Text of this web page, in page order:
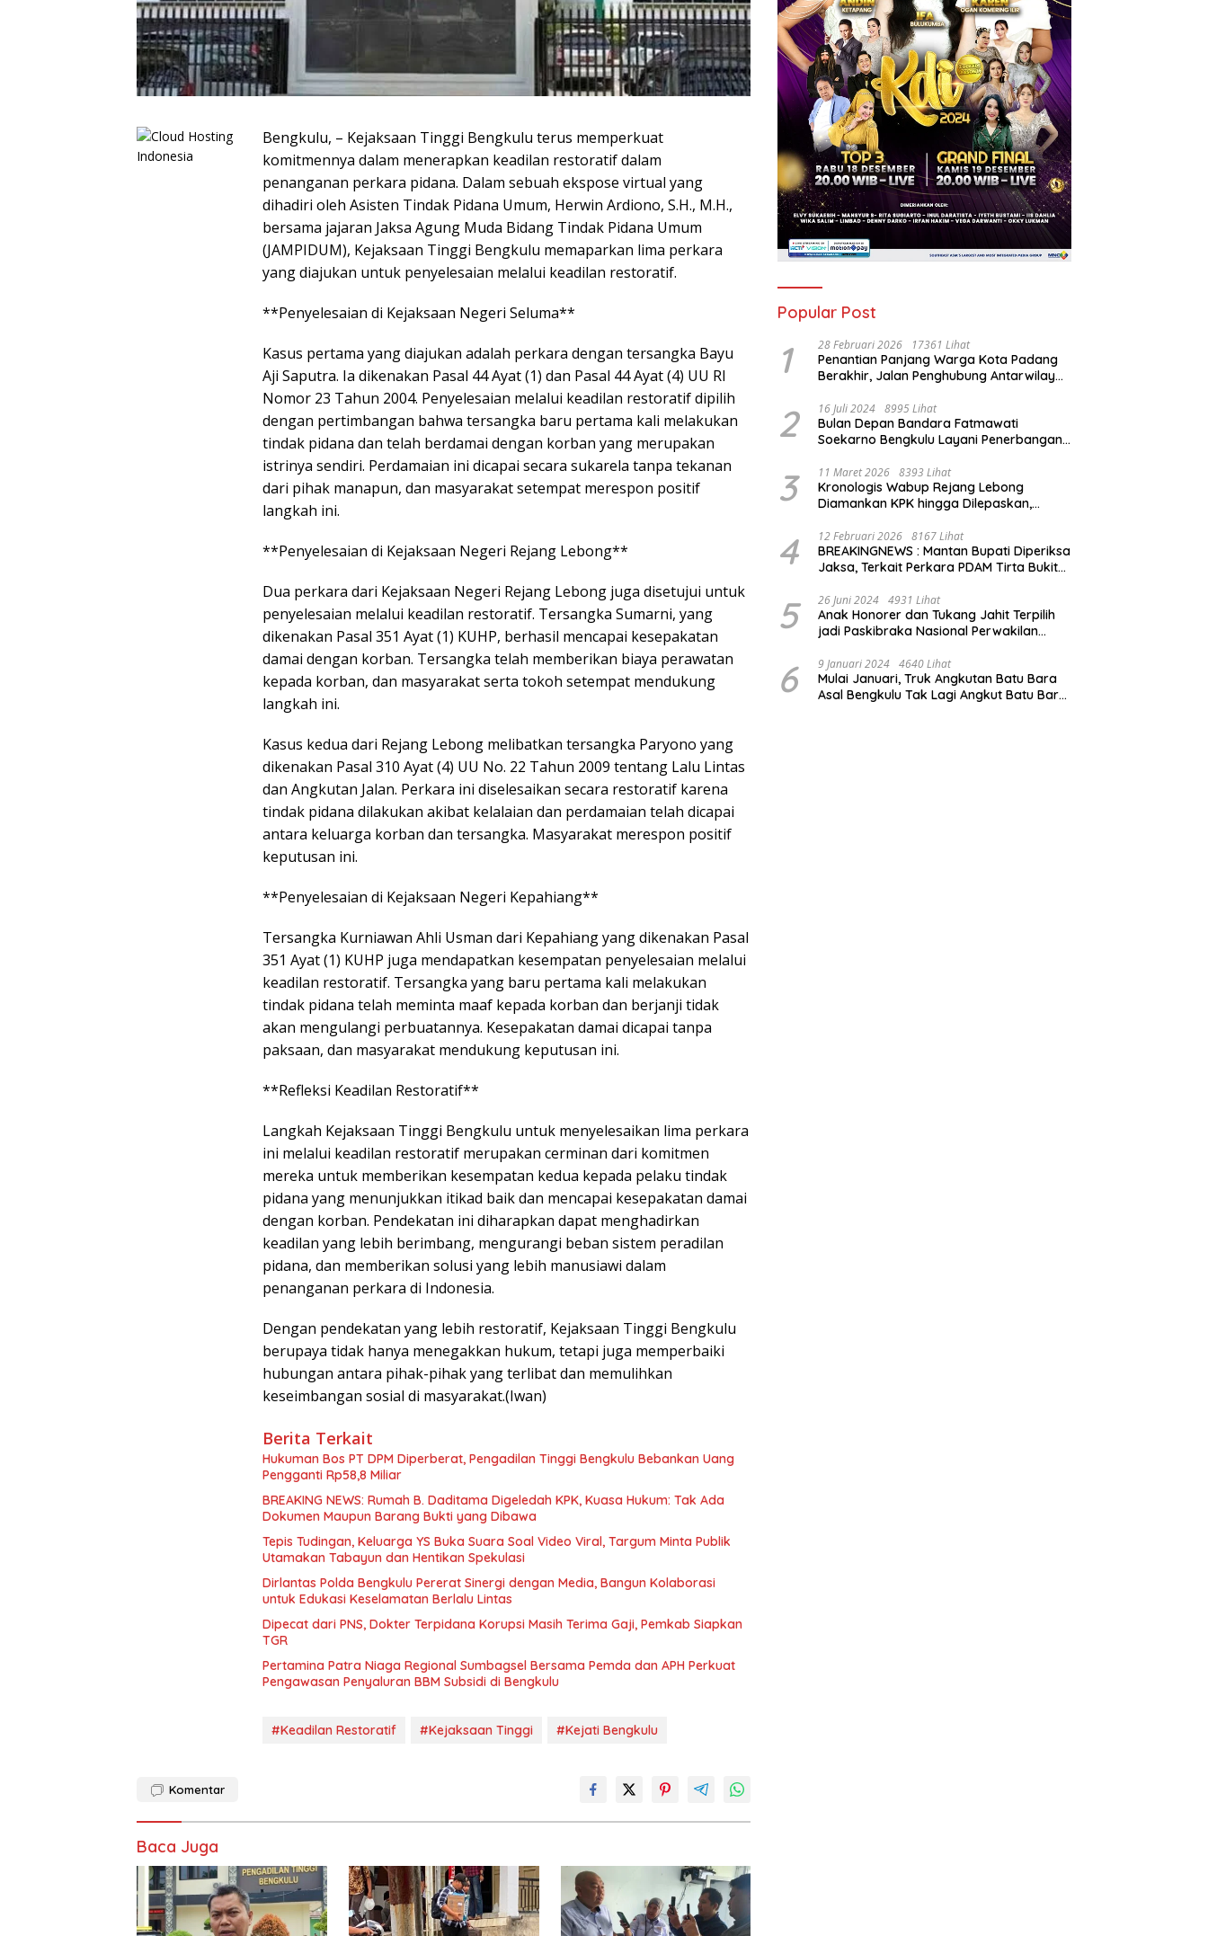
Bengkulu, – Kejaksaan Tinggi Bengkulu terus memperkuat
komitmennya dalam menerapkan keadilan restoratif dalam
penanganan perkara pidana. Dalam sebuah ekspose virtual yang
dihadiri oleh Asisten Tindak Pidana Umum, Herwin Ardiono, S.H., M.H.,
bersama jajaran Jaksa Agung Muda Bidang Tindak Pidana Umum
(JAMPIDUM), Kejaksaan Tinggi Bengkulu memaparkan lima perkara
yang diajukan untuk penyelesaian melalui keadilan restoratif.
**Penyelesaian di Kejaksaan Negeri Seluma**
Kasus pertama yang diajukan adalah perkara dengan tersangka Bayu
Aji Saputra. Ia dikenakan Pasal 44 Ayat (1) dan Pasal 44 Ayat (4) UU RI
Nomor 23 Tahun 2004. Penyelesaian melalui keadilan restoratif dipilih
dengan pertimbangan bahwa tersangka baru pertama kali melakukan
tindak pidana dan telah berdamai dengan korban yang merupakan
istrinya sendiri. Perdamaian ini dicapai secara sukarela tanpa tekanan
dari pihak manapun, dan masyarakat setempat merespon positif
langkah ini.
**Penyelesaian di Kejaksaan Negeri Rejang Lebong**
Dua perkara dari Kejaksaan Negeri Rejang Lebong juga disetujui untuk
penyelesaian melalui keadilan restoratif. Tersangka Sumarni, yang
dikenakan Pasal 351 Ayat (1) KUHP, berhasil mencapai kesepakatan
damai dengan korban. Tersangka telah memberikan biaya perawatan
kepada korban, dan masyarakat serta tokoh setempat mendukung
langkah ini.
Kasus kedua dari Rejang Lebong melibatkan tersangka Paryono yang
dikenakan Pasal 310 Ayat (4) UU No. 22 Tahun 2009 tentang Lalu Lintas
dan Angkutan Jalan. Perkara ini diselesaikan secara restoratif karena
tindak pidana dilakukan akibat kelalaian dan perdamaian telah dicapai
antara keluarga korban dan tersangka. Masyarakat merespon positif
keputusan ini.
**Penyelesaian di Kejaksaan Negeri Kepahiang**
Tersangka Kurniawan Ahli Usman dari Kepahiang yang dikenakan Pasal
351 Ayat (1) KUHP juga mendapatkan kesempatan penyelesaian melalui
keadilan restoratif. Tersangka yang baru pertama kali melakukan
tindak pidana telah meminta maaf kepada korban dan berjanji tidak
akan mengulangi perbuatannya. Kesepakatan damai dicapai tanpa
paksaan, dan masyarakat mendukung keputusan ini.
**Refleksi Keadilan Restoratif**
Langkah Kejaksaan Tinggi Bengkulu untuk menyelesaikan lima perkara
ini melalui keadilan restoratif merupakan cerminan dari komitmen
mereka untuk memberikan kesempatan kedua kepada pelaku tindak
pidana yang menunjukkan itikad baik dan mencapai kesepakatan damai
dengan korban. Pendekatan ini diharapkan dapat menghadirkan
keadilan yang lebih berimbang, mengurangi beban sistem peradilan
pidana, dan memberikan solusi yang lebih manusiawi dalam
penanganan perkara di Indonesia.
Dengan pendekatan yang lebih restoratif, Kejaksaan Tinggi Bengkulu
berupaya tidak hanya menegakkan hukum, tetapi juga memperbaiki
hubungan antara pihak-pihak yang terlibat dan memulihkan
keseimbangan sosial di masyarakat.(Iwan)
Berita Terkait
Hukuman Bos PT DPM Diperberat, Pengadilan Tinggi Bengkulu Bebankan Uang
Pengganti Rp58,8 Miliar
BREAKING NEWS: Rumah B. Daditama Digeledah KPK, Kuasa Hukum: Tak Ada
Dokumen Maupun Barang Bukti yang Dibawa
Tepis Tudingan, Keluarga YS Buka Suara Soal Video Viral, Targum Minta Publik
Utamakan Tabayun dan Hentikan Spekulasi
Dirlantas Polda Bengkulu Pererat Sinergi dengan Media, Bangun Kolaborasi
untuk Edukasi Keselamatan Berlalu Lintas
Dipecat dari PNS, Dokter Terpidana Korupsi Masih Terima Gaji, Pemkab Siapkan
TGR
Pertamina Patra Niaga Regional Sumbagsel Bersama Pemda dan APH Perkuat
Pengawasan Penyaluran BBM Subsidi di Bengkulu
#Keadilan Restoratif #Kejaksaan Tinggi #Kejati Bengkulu
Komentar
Baca Juga
Popular Post
1 28 Februari 2026 17361 Lihat
Penantian Panjang Warga Kota Padang
Berakhir, Jalan Penghubung Antarwilayah
2 16 Juli 2024 8995 Lihat
Bulan Depan Bandara Fatmawati
Soekarno Bengkulu Layani Penerbangan
3 11 Maret 2026 8393 Lihat
Kronologis Wabup Rejang Lebong
Diamankan KPK hingga Dilepaskan,
4 12 Februari 2026 8167 Lihat
BREAKINGNEWS : Mantan Bupati Diperiksa
Jaksa, Terkait Perkara PDAM Tirta Bukit
5 26 Juni 2024 4931 Lihat
Anak Honorer dan Tukang Jahit Terpilih
jadi Paskibraka Nasional Perwakilan
6 9 Januari 2024 4640 Lihat
Mulai Januari, Truk Angkutan Batu Bara
Asal Bengkulu Tak Lagi Angkut Batu Bara